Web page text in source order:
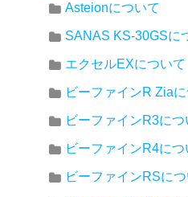
Asteionについて
SANAS KS-30GSに
エクセルEXについて
ビーファインR Zia
ビーファインR3につ
ビーファインR4につ
ビーファインRSにつ